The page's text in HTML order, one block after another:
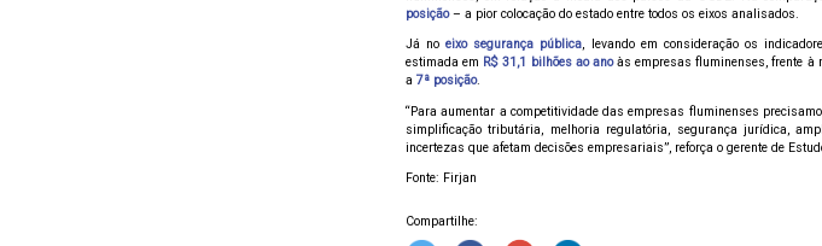
posição– a pior colocação do estado entre todos os eixos analisados.
Já noeixo segurança pública, levando em consideração os
estimada em R$ 31,1 bilhões ao anoàs empresas fluminenses, frente à
a 7ª posição.
“Para aumentar a competitividade das empresas fluminenses
simplificação tributária, melhoria regulatória, segurança jurídica,
incertezas que afetam decisões empresariais”, reforça o gerente de
Fonte: Firjan
Compartilhe: